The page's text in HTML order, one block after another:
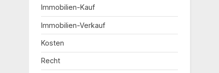
Immobilien-Kauf
Immobilien-Verkauf
Kosten
Recht